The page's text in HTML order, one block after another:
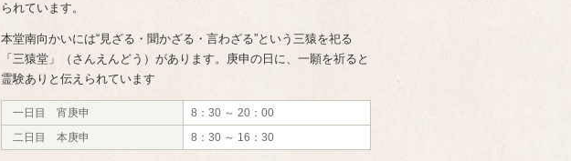
られています。
本堂南向かいには“見ざる・聞かざる・言わざる”という三猿を祀る
「三猿堂」（さんえんどう）があります。庚申の日に、一願を祈ると
霊験ありと伝えられています
一日目 宵庚申
8：30 ～ 20：00
二日目 本庚申
8：30 ～ 16：30